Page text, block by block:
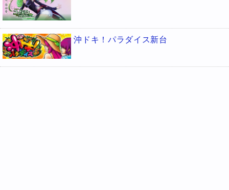
沖ドキ！パラダイス新台